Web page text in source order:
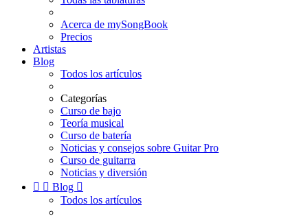
Acerca de mySongBook
Precios
Artistas
Blog
Todos los artículos
Categorías
Curso de bajo
Teoría musical
Curso de batería
Noticias y consejos sobre Guitar Pro
Curso de guitarra
Noticias y diversión
  Blog 
Todos los artículos